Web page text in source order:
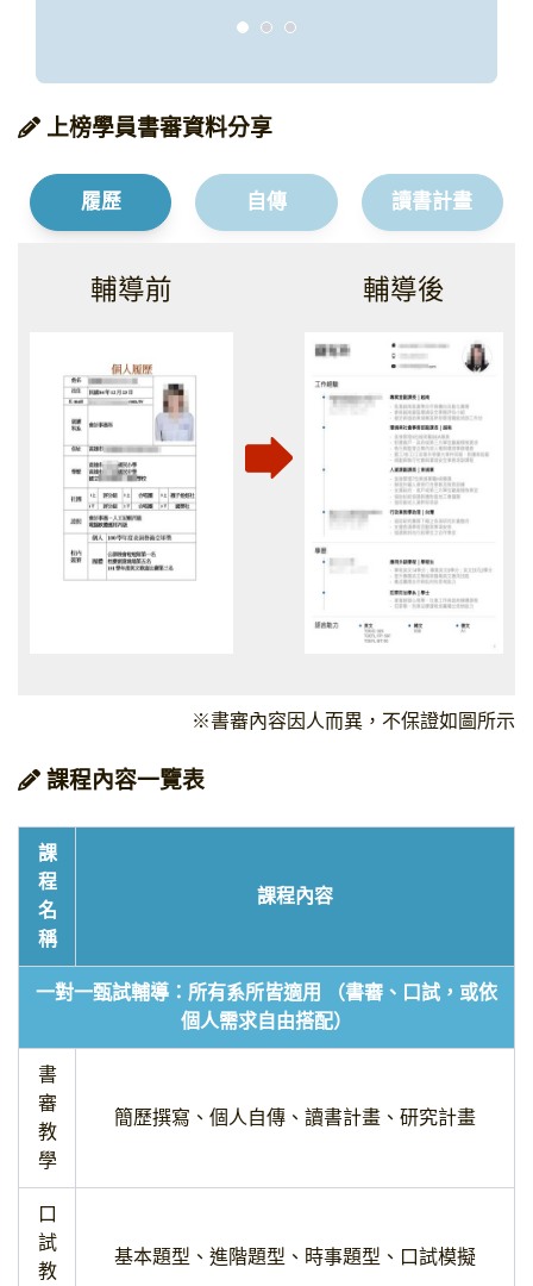
上榜學員書審資料分享
履歷 自傳 讀書計畫
輔導前 輔導後
※書審內容因人而異，不保證如圖所示
課程內容一覽表
課
程
名
稱
課程內容
一對一甄試輔導：所有系所皆適用 （書審、口試，或依
個人需求自由搭配）
書
審
教
學
簡歷撰寫、個人自傳、讀書計畫、研究計畫
口
試
教
基本題型、進階題型、時事題型、口試模擬